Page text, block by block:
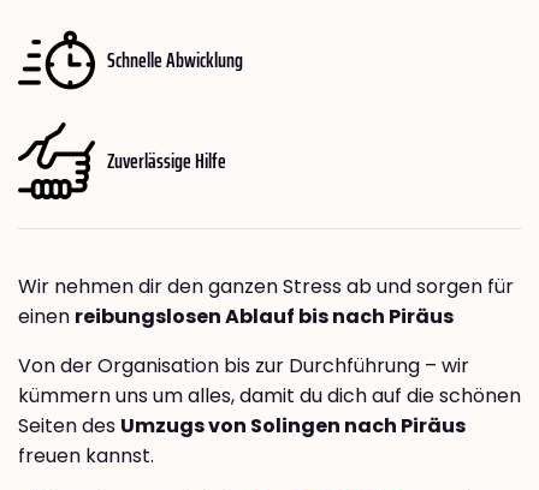
Schnelle Abwicklung
Zuverlässige Hilfe
Wir nehmen dir den ganzen Stress ab und sorgen für
einen reibungslosen Ablauf bis nach Piräus
Von der Organisation bis zur Durchführung – wir
kümmern uns um alles, damit du dich auf die schönen
Seiten des Umzugs von Solingen nach Piräus
freuen kannst.